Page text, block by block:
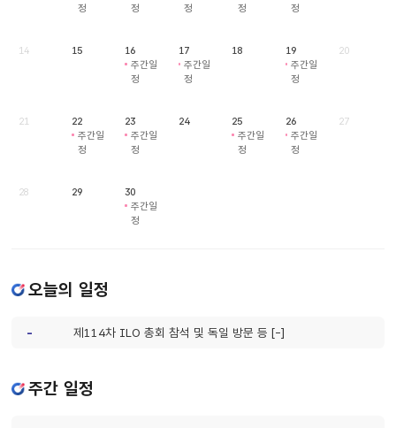
정
정
정
정
정
14 15
16
주간일
정
17
주간일
정
18
19
주간일
정
20
21
22
주간일
정
23
주간일
정
24
25
주간일
정
26
주간일
정
27
28 29
30
주간일
정
오늘의 일정
- 제114차 ILO 총회 참석 및 독일 방문 등 [-]
주간 일정